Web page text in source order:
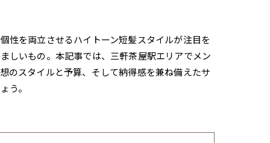
性を両立させるハイトーン短髪スタイルが注目を
しいもの。本記事では、三軒茶屋駅エリアでメン
のスタイルと予算、そして納得感を兼ね備えたサ
う。